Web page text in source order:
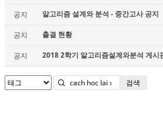
공지 알고리즘 설계와 분석 - 중간고사 공지
공지 출결 현황
공지 2018 2학기 알고리즘설계와분석 게시
검색